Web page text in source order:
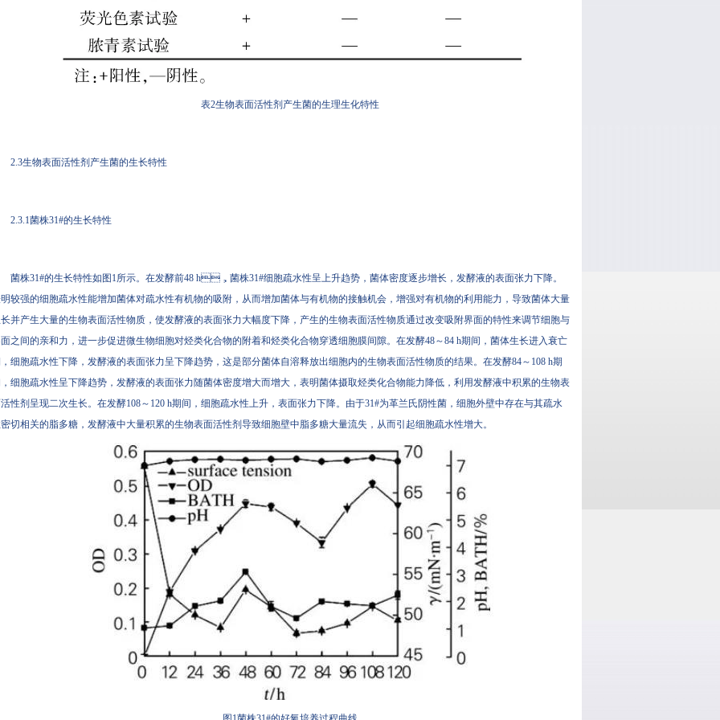
表2生物表面活性剂产生菌的生理生化特性
2.3生物表面活性剂产生菌的生长特性
2.3.1菌株31#的生长特性
菌株31#的生长特性如图1所示。在发酵前48 h，菌株31#细胞疏水性呈上升趋势，菌体密度逐步增长，发酵液的表面张力下降。
较强的细胞疏水性能增加菌体对疏水性有机物的吸附，从而增加菌体与有机物的接触机会，增强对有机物的利用能力，导致菌体大量
并产生大量的生物表面活性物质，使发酵液的表面张力大幅度下降，产生的生物表面活性物质通过改变吸附界面的特性来调节细胞与
之间的亲和力，进一步促进微生物细胞对烃类化合物的附着和烃类化合物穿透细胞膜间隙。在发酵48～84 h期间，菌体生长进入衰亡
，细胞疏水性下降，发酵液的表面张力呈下降趋势，这是部分菌体自溶释放出细胞内的生物表面活性物质的结果。在发酵84～108 h期
，细胞疏水性呈下降趋势，发酵液的表面张力随菌体密度增大而增大，表明菌体摄取烃类化合物能力降低，利用发酵液中积累的生物表
性剂呈现二次生长。在发酵108～120 h期间，细胞疏水性上升，表面张力下降。由于31#为革兰氏阴性菌，细胞外壁中存在与其疏水
切相关的脂多糖，发酵液中大量积累的生物表面活性剂导致细胞壁中脂多糖大量流失，从而引起细胞疏水性增大。